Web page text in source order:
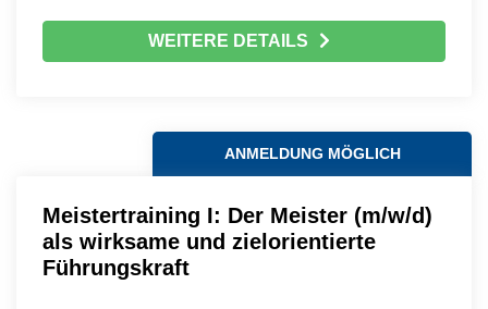
WEITERE DETAILS
ANMELDUNG MÖGLICH
Meistertraining I: Der Meister (m/w/d)
als wirksame und zielorientierte
Führungskraft